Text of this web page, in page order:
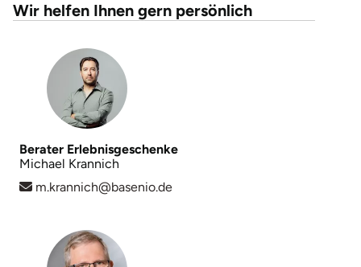
Wir helfen Ihnen gern persönlich
Berater Erlebnisgeschenke
Michael Krannich
m.krannich@basenio.de